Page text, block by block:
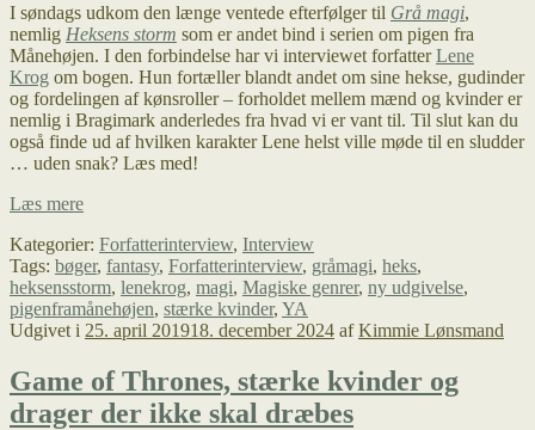
I søndags udkom den længe ventede efterfølger til Grå magi,
nemlig Heksens storm som er andet bind i serien om pigen fra
Månehøjen. I den forbindelse har vi interviewet forfatterLene
Krog om bogen. Hun fortæller blandt andet om sine hekse, gudinder
og fordelingen af kønsroller – forholdet mellem mænd og kvinder er
nemlig i Bragimark anderledes fra hvad vi er vant til. Til slut kan du
også finde ud af hvilken karakter Lene helst ville møde til en sludder
… uden snak? Læs med!
Læs mereInterview
Lene
Krog
om
Heksens
storm
Kategorier: Forfatterinterview, Interview
Tags: bøger, fantasy, Forfatterinterview, gråmagi, heks,
heksensstorm, lenekrog, magi, Magiske genrer, ny udgivelse,
pigenframånehøjen, stærke kvinder, YA
Udgivet i 25. april 201918. december 2024 afKimmie Lønsmand
Game of Thrones, stærke kvinder og
drager der ikke skal dræbes